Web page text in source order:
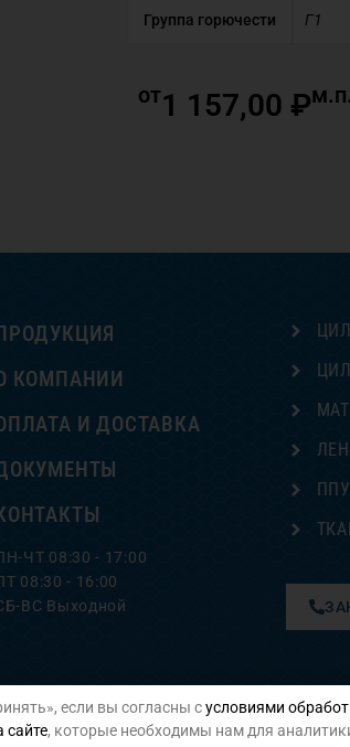
Группа горючести Г1
от1 157,00 ₽м.п.
КОМПАНИИ
И ДОСТАВКА
ЧТ 08:30 - 17:00
08:30 - 16:00
ВС Выходной
Политика конфиденциальности
если вы согласны сусловиями
сайте, которые необходимы нам для